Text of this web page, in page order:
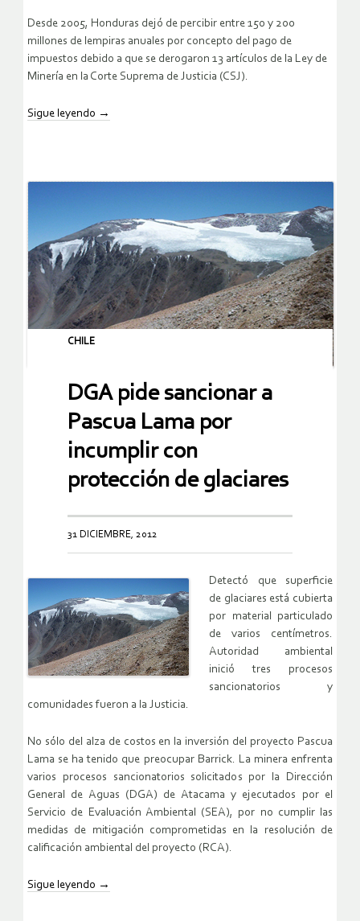
Desde 2005, Honduras dejó de percibir entre 150 y 200
millones de lempiras anuales por concepto del pago de
impuestos debido a que se derogaron 13 artículos de la Ley de
Minería en la Corte Suprema de Justicia (CSJ).
Sigue leyendo →
CHILE
DGA pide sancionar a
Pascua Lama por
incumplir con
protección de glaciares
31 DICIEMBRE, 2012
Detectó que superficie
de glaciares está cubierta
por material particulado
de varios centímetros.
Autoridad ambiental
inició tres procesos
sancionatorios y
comunidades fueron a la Justicia.
No sólo del alza de costos en la inversión del proyecto Pascua
Lama se ha tenido que preocupar Barrick. La minera enfrenta
varios procesos sancionatorios solicitados por la Dirección
General de Aguas (DGA) de Atacama y ejecutados por el
Servicio de Evaluación Ambiental (SEA), por no cumplir las
medidas de mitigación comprometidas en la resolución de
calificación ambiental del proyecto (RCA).
Sigue leyendo →